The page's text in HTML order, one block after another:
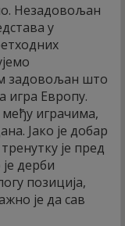
Незадовољан
у
задовољан што
игра Европу.
играчима,
Јако је добар
је пред
дерби
позиција,
је да сав